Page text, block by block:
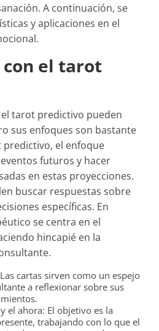
A continuación, se
y aplicaciones en el
el tarot
tarot predictivo pueden
sus enfoques son bastante
el enfoque
futuros y hacer
en estas proyecciones.
buscar respuestas sobre
específicas. En
se centra en el
hincapié en la
cartas sirven como un espejo
a reflexionar sobre sus
el ahora: El objetivo es la
trabajando con lo que el